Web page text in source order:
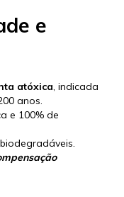
e
atóxica, indicada
anos.
e 100% de